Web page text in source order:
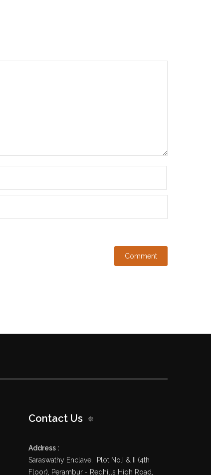
Contact Us
Address :
Saraswathy Enclave, Plot No.I & II (4th
Floor), Perambur - Redhills High Road,